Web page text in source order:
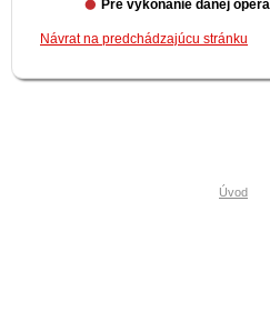
Pre vykonanie danej
Návrat na predchádzajúcu stránku
Úvod